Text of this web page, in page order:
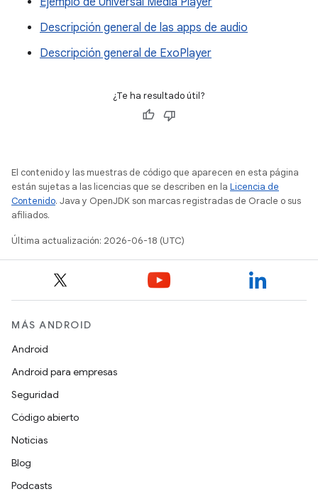
Descripción general de las apps de audio
Descripción general de ExoPlayer
¿Te ha resultado útil?
El contenido y las muestras de código que aparecen en esta página
están sujetas a las licencias que se describen en la Licencia de
Contenido. Java y OpenJDK son marcas registradas de Oracle o sus
afiliados.
Última actualización: 2026-06-18 (UTC)
MÁS ANDROID
Android
Android para empresas
Seguridad
Código abierto
Noticias
Blog
Podcasts